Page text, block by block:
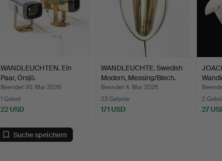
WANDLEUCHTEN. Ein
Paar, Örsjö.
Beendet 30. Mai 2026
1 Gebot
22 USD
WANDLEUCHTE. Swedish
Modern, Messing/Blech.
Beendet 4. Mai 2026
23 Gebote
171 USD
"S…
2
27
Suche speichern